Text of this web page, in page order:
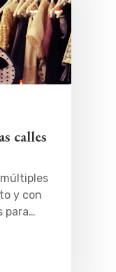
calles
y con
para…